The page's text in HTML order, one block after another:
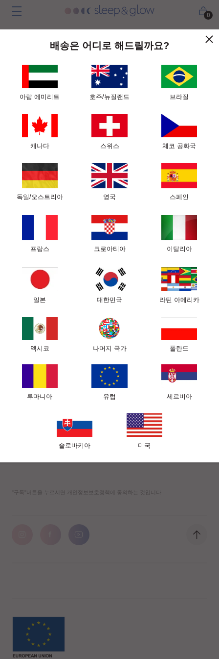
0
페이지를 찾을 수 없음
속상하지 마세요! 주소를 잘못 입력했거나 방문하려는 페이지가 우
효기간이 지났던 것 같습니다.
메인 페이지로 돌아가기
슬립앤글로우 담요
슬립앤글로우 실크 컬렉션
회사소개
숙면, 우리 뉴스 및 이벤트에 대해 알고 싶으시면 구독하십시오!
"구독"버튼을 누르시면 개인정보보호정책에 동의하는 것입니다.
배송은 어디로 해드릴까요?
아랍 에미리트 호주/뉴질랜드 브라질
캐나다 스위스 체코 공화국
독일/오스트리아 영국 스페인
프랑스 크로아티아 이탈리아
일본 대한민국 라틴 아메리카
멕시코 나머지 국가 폴란드
루마니아 유럽 세르비아
슬로바키아 미국